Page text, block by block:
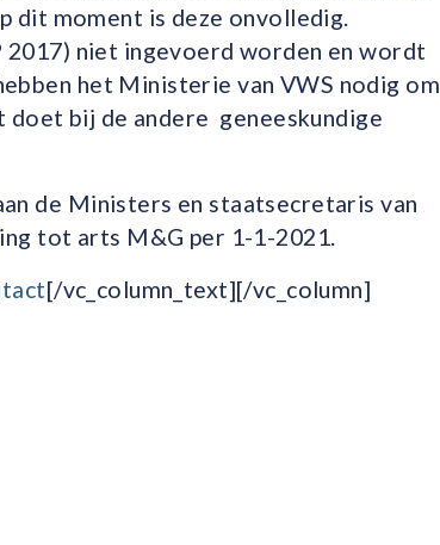
dit moment is deze onvolledig.
2017) niet ingevoerd worden en wordt
het Ministerie van VWS nodig om
doet bij de andere geneeskundige
de Ministers en staatsecretaris van
tot arts M&G per 1-1-2021.
[/vc_column_text][/vc_column]